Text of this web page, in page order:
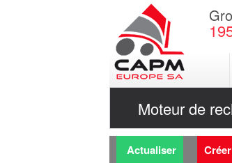
Moteur de
Actualiser